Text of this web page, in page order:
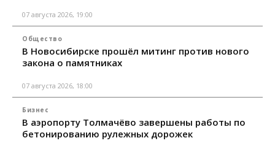
07 августа 2026, 19:00
Общество
В Новосибирске прошёл митинг против нового
закона о памятниках
07 августа 2026, 18:00
Бизнес
В аэропорту Толмачёво завершены работы по
бетонированию рулежных дорожек